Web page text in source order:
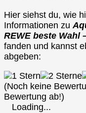
Hier siehst du, wie
Informationen zu
REWE beste Wahl
fanden und kannst
abgeben:
(Noch keine
Bewertung ab!)
Loading...